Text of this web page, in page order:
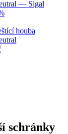
houba
schránky